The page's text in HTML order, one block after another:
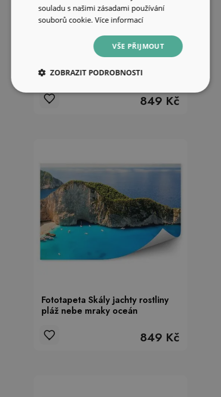
les skály pohled na vodopád
849 Kč
Fototapeta Skály jachty rostliny
pláž nebe mraky oceán
849 Kč
souladu s našimi zásadami používání
souborů cookie.Více informací
VŠE PŘIJMOUT
ZOBRAZIT PODROBNOSTI